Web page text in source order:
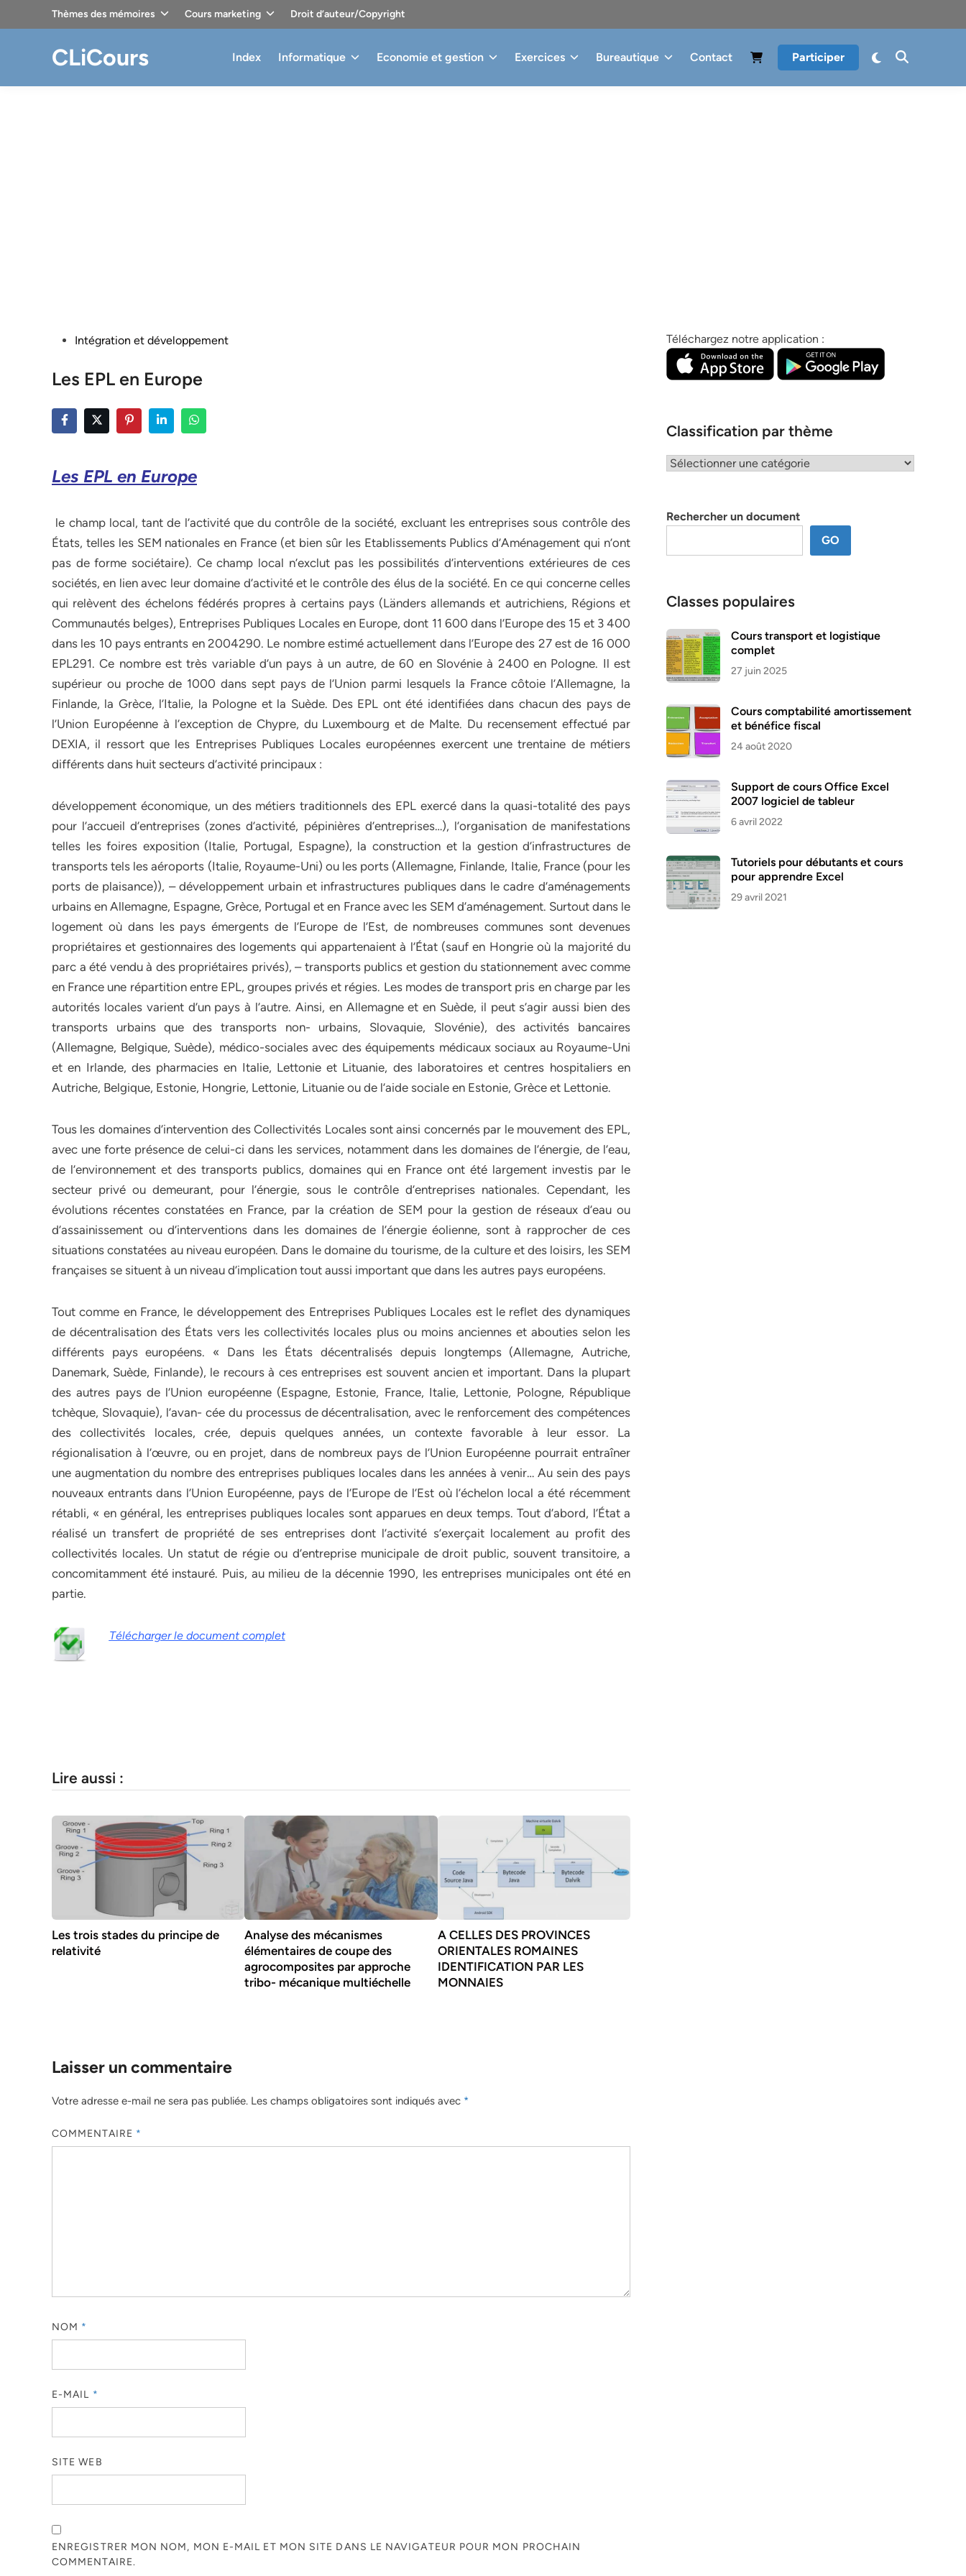
Thèmes des mémoires Cours marketing Droit d’auteur/Copyright
CLiCours Index Informatique Economie et gestion Exercices Bureautique Contact Participer
PostedIntégration et développement
Les EPL en Europe
Les EPL en Europe
le champ local, tant de l’activité que du contrôle de la société, excluant les entreprises sous contrôle des
États, telles les SEM nationales en France (et bien sûr les Etablissements Publics d’Aménagement qui n’ont
pas de forme sociétaire). Ce champ local n’exclut pas les possibilités d’interventions extérieures de ces
sociétés, en lien avec leur domaine d’activité et le contrôle des élus de la société. En ce qui concerne celles
qui relèvent des échelons fédérés propres à certains pays (Länders allemands et autrichiens, Régions et
Communautés belges), Entreprises Publiques Locales en Europe, dont 11 600 dans l’Europe des 15 et 3 400
dans les 10 pays entrants en 2004290. Le nombre estimé actuellement dans l’Europe des 27 est de 16 000
EPL291. Ce nombre est très variable d’un pays à un autre, de 60 en Slovénie à 2400 en Pologne. Il est
supérieur ou proche de 1000 dans sept pays de l’Union parmi lesquels la France côtoie l’Allemagne, la
Finlande, la Grèce, l’Italie, la Pologne et la Suède. Des EPL ont été identifiées dans chacun des pays de
l’Union Européenne à l’exception de Chypre, du Luxembourg et de Malte. Du recensement effectué par
DEXIA, il ressort que les Entreprises Publiques Locales européennes exercent une trentaine de métiers
différents dans huit secteurs d’activité principaux :
développement économique, un des métiers traditionnels des EPL exercé dans la quasi-totalité des pays
pour l’accueil d’entreprises (zones d’activité, pépinières d’entreprises…), l’organisation de manifestations
telles les foires exposition (Italie, Portugal, Espagne), la construction et la gestion d’infrastructures de
transports tels les aéroports (Italie, Royaume-Uni) ou les ports (Allemagne, Finlande, Italie, France (pour les
ports de plaisance)), – développement urbain et infrastructures publiques dans le cadre d’aménagements
urbains en Allemagne, Espagne, Grèce, Portugal et en France avec les SEM d’aménagement. Surtout dans le
logement où dans les pays émergents de l’Europe de l’Est, de nombreuses communes sont devenues
propriétaires et gestionnaires des logements qui appartenaient à l’État (sauf en Hongrie où la majorité du
parc a été vendu à des propriétaires privés), – transports publics et gestion du stationnement avec comme
en France une répartition entre EPL, groupes privés et régies. Les modes de transport pris en charge par les
autorités locales varient d’un pays à l’autre. Ainsi, en Allemagne et en Suède, il peut s’agir aussi bien des
transports urbains que des transports non- urbains, Slovaquie, Slovénie), des activités bancaires
(Allemagne, Belgique, Suède), médico-sociales avec des équipements médicaux sociaux au Royaume-Uni
et en Irlande, des pharmacies en Italie, Lettonie et Lituanie, des laboratoires et centres hospitaliers en
Autriche, Belgique, Estonie, Hongrie, Lettonie, Lituanie ou de l’aide sociale en Estonie, Grèce et Lettonie.
Tous les domaines d’intervention des Collectivités Locales sont ainsi concernés par le mouvement des EPL,
avec une forte présence de celui-ci dans les services, notamment dans les domaines de l’énergie, de l’eau,
de l’environnement et des transports publics, domaines qui en France ont été largement investis par le
secteur privé ou demeurant, pour l’énergie, sous le contrôle d’entreprises nationales. Cependant, les
évolutions récentes constatées en France, par la création de SEM pour la gestion de réseaux d’eau ou
d’assainissement ou d’interventions dans les domaines de l’énergie éolienne, sont à rapprocher de ces
situations constatées au niveau européen. Dans le domaine du tourisme, de la culture et des loisirs, les SEM
françaises se situent à un niveau d’implication tout aussi important que dans les autres pays européens.
Tout comme en France, le développement des Entreprises Publiques Locales est le reflet des dynamiques
de décentralisation des États vers les collectivités locales plus ou moins anciennes et abouties selon les
différents pays européens. « Dans les États décentralisés depuis longtemps (Allemagne, Autriche,
Danemark, Suède, Finlande), le recours à ces entreprises est souvent ancien et important. Dans la plupart
des autres pays de l’Union européenne (Espagne, Estonie, France, Italie, Lettonie, Pologne, République
tchèque, Slovaquie), l’avan- cée du processus de décentralisation, avec le renforcement des compétences
des collectivités locales, crée, depuis quelques années, un contexte favorable à leur essor. La
régionalisation à l’œuvre, ou en projet, dans de nombreux pays de l’Union Européenne pourrait entraîner
une augmentation du nombre des entreprises publiques locales dans les années à venir… Au sein des pays
nouveaux entrants dans l’Union Européenne, pays de l’Europe de l’Est où l’échelon local a été récemment
rétabli, « en général, les entreprises publiques locales sont apparues en deux temps. Tout d’abord, l’État a
réalisé un transfert de propriété de ses entreprises dont l’activité s’exerçait localement au profit des
collectivités locales. Un statut de régie ou d’entreprise municipale de droit public, souvent transitoire, a
concomitamment été instauré. Puis, au milieu de la décennie 1990, les entreprises municipales ont été en
partie.
Télécharger le document complet
Lire aussi :
Les trois stades du principe de
relativité
Analyse des mécanismes
élémentaires de coupe des
agrocomposites par approche
tribo- mécanique multiéchelle
A CELLES DES PROVINCES
ORIENTALES ROMAINES
IDENTIFICATION PAR LES
MONNAIES
Laisser un commentaire
Votre adresse e-mail ne sera pas publiée. Les champs obligatoires sont indiqués avec *
COMMENTAIRE *
NOM *
E-MAIL *
SITE WEB
ENREGISTRER MON NOM, MON E-MAIL ET MON SITE DANS LE NAVIGATEUR POUR MON PROCHAIN
COMMENTAIRE.
Téléchargez notre application :
Classification par thème
Classification
Rechercher un document
GO
Classes populaires
Cours transport et logistique
complet
27 juin 2025
Cours comptabilité amortissement
et bénéfice fiscal
24 août 2020
Support de cours Office Excel
2007 logiciel de tableur
6 avril 2022
Tutoriels pour débutants et cours
pour apprendre Excel
29 avril 2021